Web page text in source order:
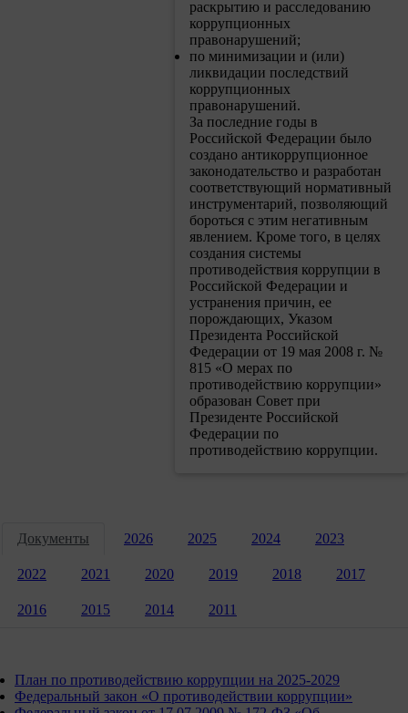
раскрытию и расследованию
коррупционных
правонарушений;
по минимизации и (или)
ликвидации последствий
коррупционных
правонарушений.
За последние годы в
Российской Федерации было
создано антикоррупционное
законодательство и разработан
соответствующий нормативный
инструментарий, позволяющий
бороться с этим негативным
явлением. Кроме того, в целях
создания системы
противодействия коррупции в
Российской Федерации и
устранения причин, ее
порождающих, Указом
Президента Российской
Федерации от 19 мая 2008 г. №
815 «О мерах по
противодействию коррупции»
образован Совет при
Президенте Российской
Федерации по
противодействию коррупции.
Документы 2026 2025 2024 2023
2022 2021 2020 2019 2018 2017
2016 2015 2014 2011
План по противодействию коррупции на 2025-2029
Федеральный закон «О противодействии коррупции»